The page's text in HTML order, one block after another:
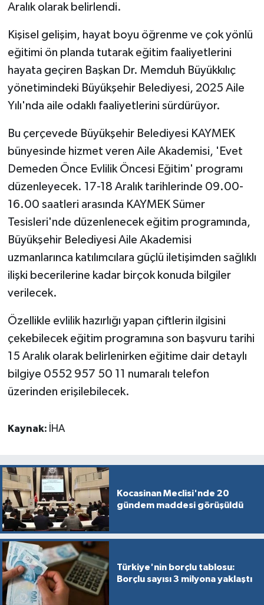
Aralık olarak belirlendi.
Kişisel gelişim, hayat boyu öğrenme ve çok yönlü
eğitimi ön planda tutarak eğitim faaliyetlerini
hayata geçiren Başkan Dr. Memduh Büyükkılıç
yönetimindeki Büyükşehir Belediyesi, 2025 Aile
Yılı'nda aile odaklı faaliyetlerini sürdürüyor.
Bu çerçevede Büyükşehir Belediyesi KAYMEK
bünyesinde hizmet veren Aile Akademisi, 'Evet
Demeden Önce Evlilik Öncesi Eğitim' programı
düzenleyecek. 17-18 Aralık tarihlerinde 09.00-
16.00 saatleri arasında KAYMEK Sümer
Tesisleri'nde düzenlenecek eğitim programında,
Büyükşehir Belediyesi Aile Akademisi
uzmanlarınca katılımcılara güçlü iletişimden sağlıklı
ilişki becerilerine kadar birçok konuda bilgiler
verilecek.
Özellikle evlilik hazırlığı yapan çiftlerin ilgisini
çekebilecek eğitim programına son başvuru tarihi
15 Aralık olarak belirlenirken eğitime dair detaylı
bilgiye 0552 957 50 11 numaralı telefon
üzerinden erişilebilecek.
Kaynak: İHA
Kocasinan Meclisi'nde 20
gündem maddesi görüşüldü
Türkiye'nin borçlu tablosu:
Borçlu sayısı 3 milyona yaklaştı